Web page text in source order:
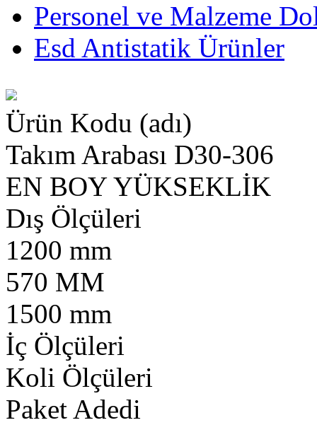
Personel ve Malzeme
Esd Antistatik Ürünler
Ürün Kodu (adı)
Takım Arabası D30-306
EN BOY YÜKSEKLİK
Dış Ölçüleri
1200 mm
570 MM
1500 mm
İç Ölçüleri
Koli Ölçüleri
Paket Adedi